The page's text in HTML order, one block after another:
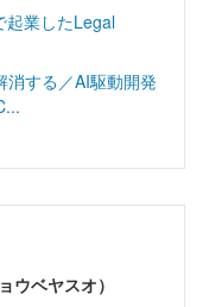
起業したLegal
消する／AI駆動開発
ウベヤスオ）